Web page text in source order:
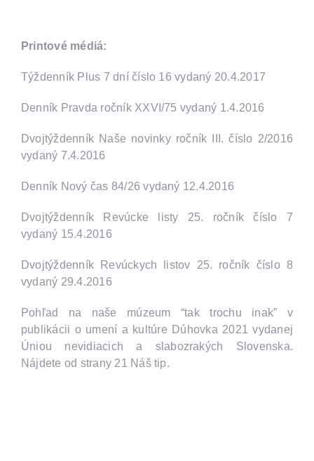
Printové médiá:
Týždenník Plus 7 dní číslo 16 vydaný 20.4.2017
Denník Pravda ročník XXVI/75 vydaný 1.4.2016
Dvojtýždenník Naše novinky ročník III. číslo 2/2016
vydaný 7.4.2016
Denník Nový čas 84/26 vydaný 12.4.2016
Dvojtýždenník Revúcke listy 25. ročník číslo 7
vydaný 15.4.2016
Dvojtýždenník Revúckych listov 25. ročník číslo 8
vydaný 29.4.2016
Pohľad na naše múzeum “tak trochu inak” v
publikácii o umení a kultúre Dúhovka 2021 vydanej
Úniou nevidiacich a slabozrakých Slovenska.
Nájdete od strany 21 Náš tip.